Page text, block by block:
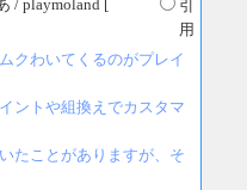
/ playmoland [
引
用
クわいてくるのがプレイ
ントや組換えでカスタマ
たことがありますが、そ